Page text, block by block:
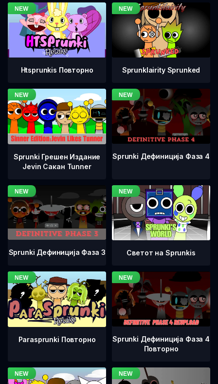
Htsprunkis Повторно Sprunklairity Sprunked
Sprunki Грешен Издание
Jevin Сакан Tunner
Sprunki Дефиниција Фаза 4
Sprunki Дефиниција Фаза 3 Светот на Sprunkis
Parasprunki Повторно
Sprunki Дефиниција Фаза 4
Повторно